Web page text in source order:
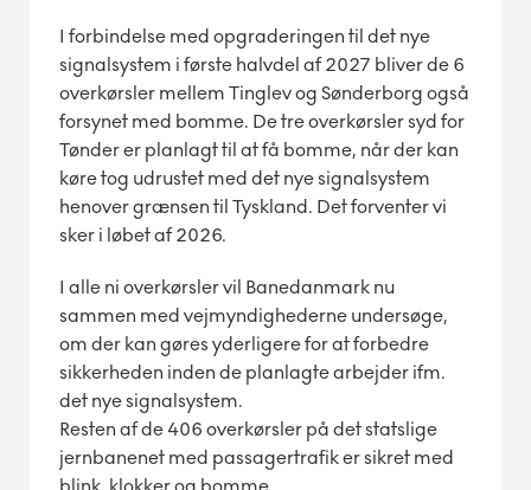
I forbindelse med opgraderingen til det nye
signalsystem i første halvdel af 2027 bliver de 6
overkørsler mellem Tinglev og Sønderborg også
forsynet med bomme. De tre overkørsler syd for
Tønder er planlagt til at få bomme, når der kan
køre tog udrustet med det nye signalsystem
henover grænsen til Tyskland. Det forventer vi
sker i løbet af 2026.
I alle ni overkørsler vil Banedanmark nu
sammen med vejmyndighederne undersøge,
om der kan gøres yderligere for at forbedre
sikkerheden inden de planlagte arbejder ifm.
det nye signalsystem.
Resten af de 406 overkørsler på det statslige
jernbanenet med passagertrafik er sikret med